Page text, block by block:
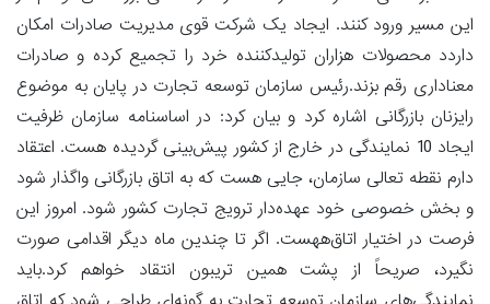
این مسیر ورود کنند. ایجاد یک شرکت قوی مدیریت صادرات امکان
داردد محصولات هزاران تولیدکننده خرد را تجمیع کرده و صادرات
معناداری رقم بزند.رئیس سازمان توسعه تجارت در پایان به موضوع
رایزنان بازرگانی اشاره کرد و بیان کرد: در اساسنامه سازمان ظرفیت
ایجاد 10 نمایندگی در خارج از کشور پیش‌بینی گردیده هست. اعتقاد
دارم نقطه تعالی سازمان، جایی هست که به اتاق بازرگانی واگذار شود
و بخش خصوصی خود عهده‌دار ترویج تجارت کشور شود. امروز این
فرصت در اختیار اتاق‌ههست. اگر تا چندین ماه دیگر اقدامی صورت
نگیرد، صریحاً از پشت همین تریبون انتقاد خواهم کرد.باید